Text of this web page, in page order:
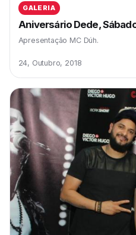
GALERIA
Aniversário Dede,
Apresentação MC Dúh.
24, Outubro, 2018